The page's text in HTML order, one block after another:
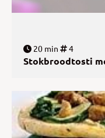
20 min 4
Stokbroodtosti